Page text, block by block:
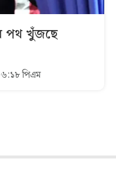
পথ খুঁজছে
পিএম